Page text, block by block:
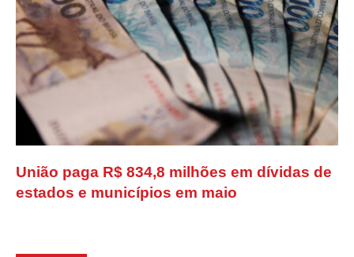
União paga R$ 834,8 milhões em dívidas de
estados e municípios em maio